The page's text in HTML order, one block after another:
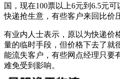
国，现在100票以上6元到6.5元
快递抢生意，有些客户来回比价
有业内人士表示，原以为快递价
量的临时手段，但价格下去了就
能流失客户，有些网点经理只要
难免受到影响。